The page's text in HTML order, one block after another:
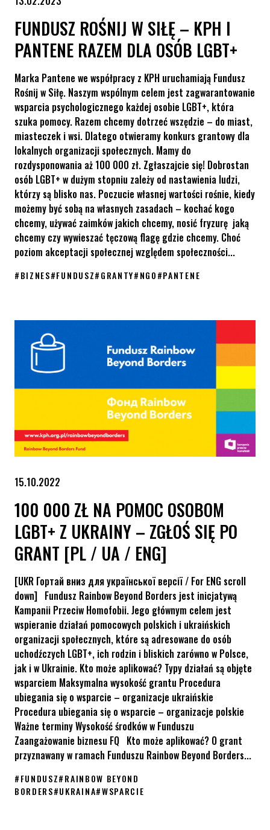
FUNDUSZ ROŚNIJ W SIŁĘ – KPH I
PANTENE RAZEM DLA OSÓB LGBT+
Marka Pantene we współpracy z KPH uruchamiają Fundusz
Rośnij w Siłę. Naszym wspólnym celem jest zagwarantowanie
wsparcia psychologicznego każdej osobie LGBT+, która
szuka pomocy. Razem chcemy dotrzeć wszędzie – do miast,
miasteczek i wsi. Dlatego otwieramy konkurs grantowy dla
lokalnych organizacji społecznych. Mamy do
rozdysponowania aż 100 000 zł. Zgłaszajcie się! Dobrostan
osób LGBT+ w dużym stopniu zależy od nastawienia ludzi,
którzy są blisko nas. Poczucie własnej wartości rośnie, kiedy
możemy być sobą na własnych zasadach – kochać kogo
chcemy, używać zaimków jakich chcemy, nosić fryzurę jaką
chcemy czy wywieszać tęczową flagę gdzie chcemy. Choć
poziom akceptacji społecznej względem społeczności...
#BIZNES#FUNDUSZ#GRANTY#NGO#PANTENE
15.10.2022
100 000 ZŁ NA POMOC OSOBOM
LGBT+ Z UKRAINY – ZGŁOŚ SIĘ PO
GRANT [PL / UA / ENG]
[UKR Гортай вниз для української версії / For ENG scroll
down] Fundusz Rainbow Beyond Borders jest inicjatywą
Kampanii Przeciw Homofobii. Jego głównym celem jest
wspieranie działań pomocowych polskich i ukraińskich
organizacji społecznych, które są adresowane do osób
uchodźczych LGBT+, ich rodzin i bliskich zarówno w Polsce,
jak i w Ukrainie. Kto może aplikować? Typy działań są objęte
wsparciem Maksymalna wysokość grantu Procedura
ubiegania się o wsparcie – organizacje ukraińskie
Procedura ubiegania się o wsparcie – organizacje polskie
Ważne terminy Wysokość środków w Funduszu
Zaangażowanie biznesu FQ Kto może aplikować? O grant
przyznawany w ramach Funduszu Rainbow Beyond Borders...
#FUNDUSZ#RAINBOW BEYOND
BORDERS#UKRAINA#WSPARCIE